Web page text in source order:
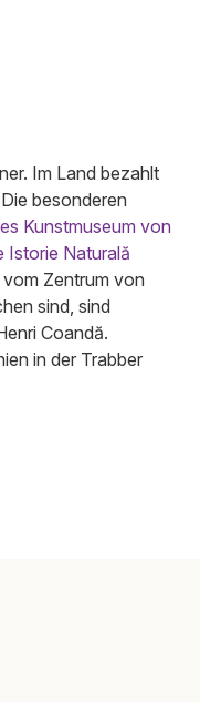
Im Land bezahlt
besonderen
Kunstmuseum von
Istorie Naturală
Zentrum von
sind, sind
Coandă.
in der Trabber